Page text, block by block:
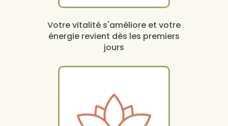
Votre vitalité s'améliore et votre
énergie revient dès les premiers
jours